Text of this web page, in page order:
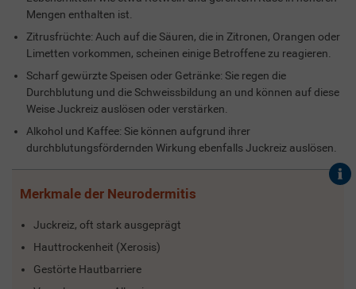
Mengen enthalten ist.
Zitrusfrüchte: Auch auf die Säuren, die in Zitronen, Orangen oder
Limetten vorkommen, scheinen einige Betroffene zu reagieren.
Scharf gewürzte Speisen oder Getränke: Sie regen die
Durchblutung und die Schweissbildung an und können auf diese
Weise Juckreiz auslösen oder verstärken.
Alkohol und Kaffee: Sie können aufgrund ihrer
durchblutungsfördernden Wirkung ebenfalls Juckreiz auslösen.
Merkmale der Neurodermitis
Juckreiz, oft stark ausgeprägt
Hauttrockenheit (Xerosis)
Gestörte Hautbarriere